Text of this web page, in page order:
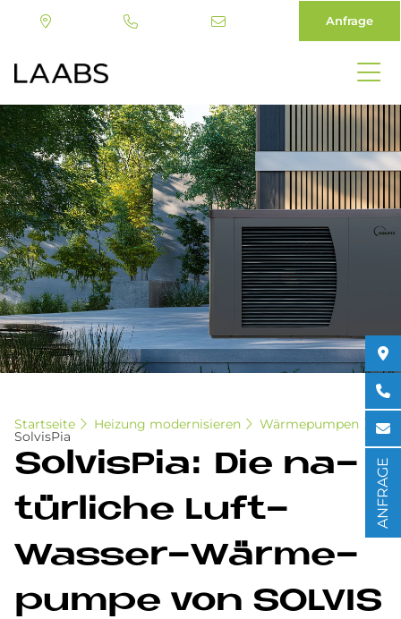
Direkt
zum
Inhalt
Anfrage
Startseite Heizung modernisieren Wärmepumpen
SolvisPia
Sol­visPia: Die na­
tür­li­che Luft-
Was­ser-Wär­me­
pum­pe von SOL­VIS
ANFRAGE